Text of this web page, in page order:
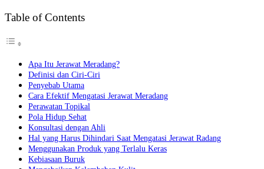
Table of Contents
Apa Itu Jerawat Meradang?
Definisi dan Ciri-Ciri
Penyebab Utama
Cara Efektif Mengatasi Jerawat Meradang
Perawatan Topikal
Pola Hidup Sehat
Konsultasi dengan Ahli
Hal yang Harus Dihindari Saat Mengatasi Jerawat Radang
Menggunakan Produk yang Terlalu Keras
Kebiasaan Buruk